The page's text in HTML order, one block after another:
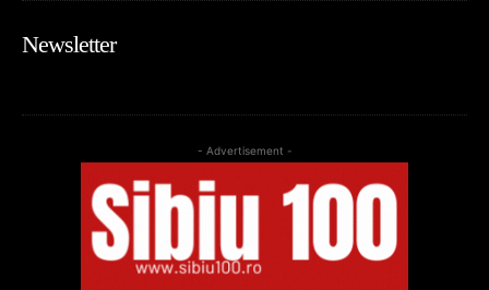
Newsletter
- Advertisement -